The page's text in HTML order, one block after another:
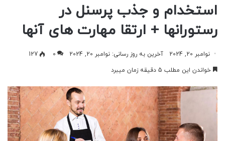
استخدام و جذب پرسنل در
رستورانها + ارتقا مهارت های آنها
نوامبر 20, 2024 آخرین به روز رسانی: نوامبر 20, 2024 0
127
خواندن این مطلب 5 دقیقه زمان میبرد